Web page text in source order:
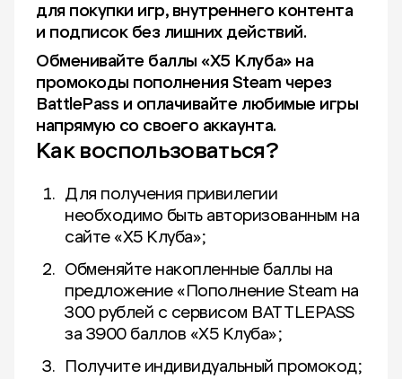
для покупки игр, внутреннего контента
и подписок без лишних действий.
Обменивайте баллы «Х5 Клуба» на
промокоды пополнения Steam через
BattlePass и оплачивайте любимые игры
напрямую со своего аккаунта.
Как воспользоваться?
Для получения привилегии
необходимо быть авторизованным на
сайте «X5 Клуба»;
Обменяйте накопленные баллы на
предложение «Пополнение Steam на
300 рублей с сервисом BATTLEPASS
за 3900 баллов «Х5 Клуба»;
Получите индивидуальный промокод;